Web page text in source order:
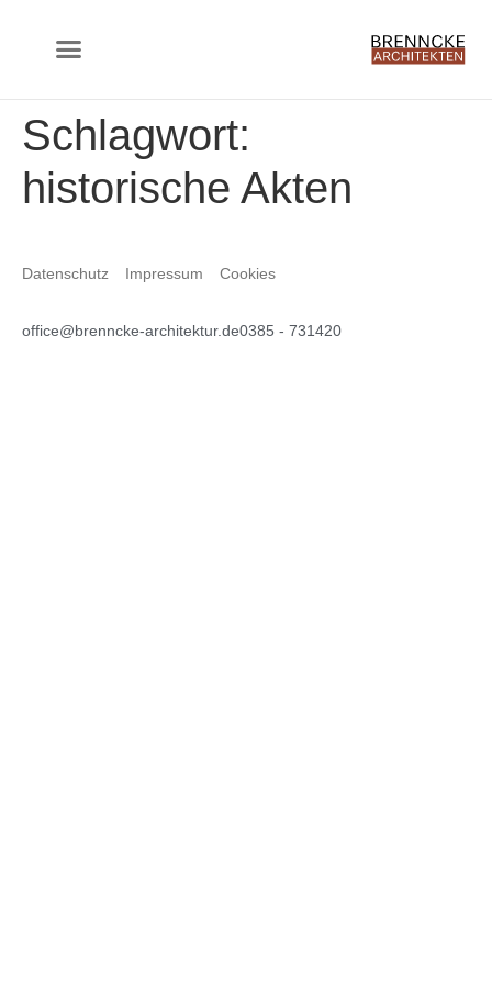
Schlagwort:
historische Akten
Datenschutz Impressum Cookies
office@brenncke-architektur.de0385 - 731420